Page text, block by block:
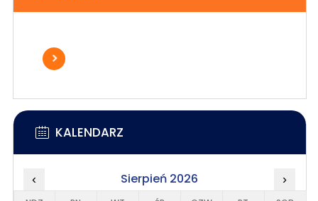
KALENDARZ
‹ Sierpień 2026 ›